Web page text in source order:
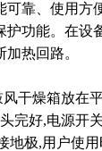
靠、使用方
护功能。在
热回路。
干燥箱放在
完好,电源开
地极,用户使